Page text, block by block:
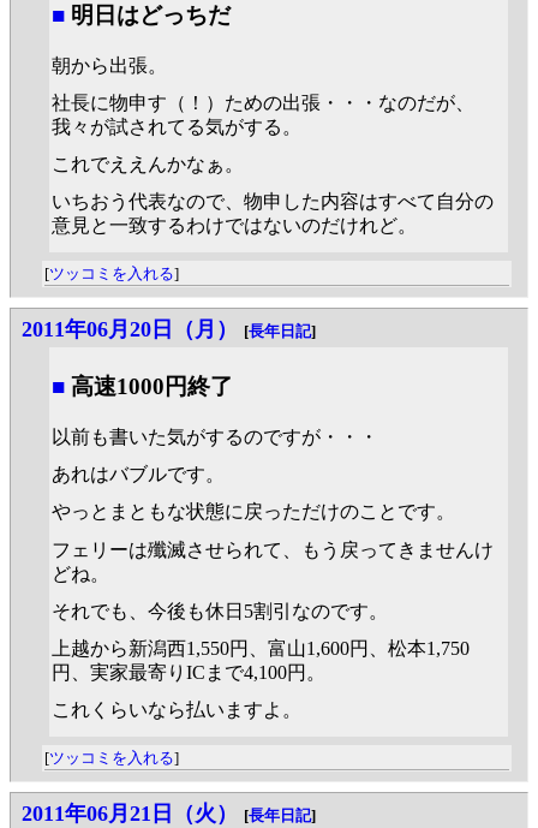
■ 明日はどっちだ
朝から出張。
社長に物申す（！）ための出張・・・なのだが、
我々が試されてる気がする。
これでええんかなぁ。
いちおう代表なので、物申した内容はすべて自分の
意見と一致するわけではないのだけれど。
[ツッコミを入れる]
2011年06月20日（月） [長年日記]
■ 高速1000円終了
以前も書いた気がするのですが・・・
あれはバブルです。
やっとまともな状態に戻っただけのことです。
フェリーは殲滅させられて、もう戻ってきませんけ
どね。
それでも、今後も休日5割引なのです。
上越から新潟西1,550円、富山1,600円、松本1,750
円、実家最寄りICまで4,100円。
これくらいなら払いますよ。
[ツッコミを入れる]
2011年06月21日（火） [長年日記]